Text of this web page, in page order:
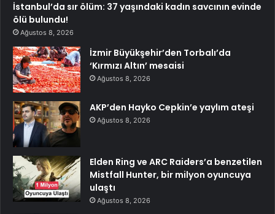
İstanbul’da sır ölüm: 37 yaşındaki kadın savcının evinde
ölü bulundu!
Ağustos 8, 2026
İzmir Büyükşehir’den Torbalı’da
‘Kırmızı Altın’ mesaisi
Ağustos 8, 2026
AKP’den Hayko Cepkin’e yaylım ateşi
Ağustos 8, 2026
Elden Ring ve ARC Raiders’a benzetilen
Mistfall Hunter, bir milyon oyuncuya
ulaştı
Ağustos 8, 2026